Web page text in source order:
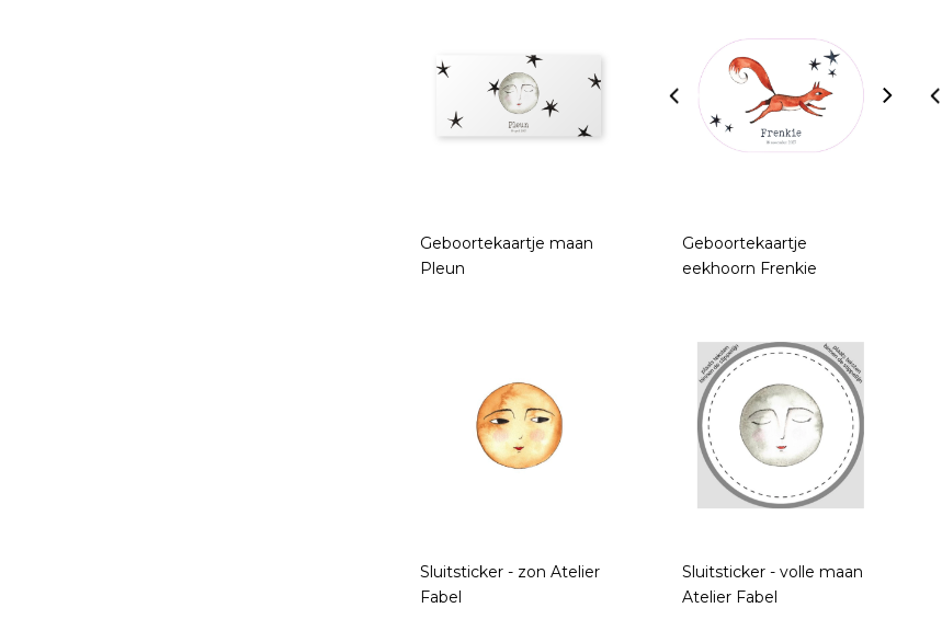
Geboortekaartje maan
Pleun
Geboortekaartje
eekhoorn Frenkie
Sluitsticker - zon Atelier
Fabel
Sluitsticker - volle maan
Atelier Fabel